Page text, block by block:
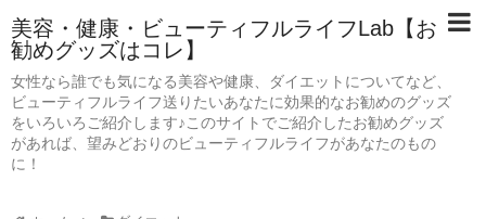
美容・健康・ビューティフルライフLab【お
勧めグッズはコレ】
女性なら誰でも気になる美容や健康、ダイエットについてなど、
ビューティフルライフ送りたいあなたに効果的なお勧めのグッズ
をいろいろご紹介します♪このサイトでご紹介したお勧めグッズ
があれば、望みどおりのビューティフルライフがあなたのもの
に！